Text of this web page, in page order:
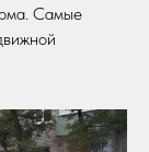
Самые